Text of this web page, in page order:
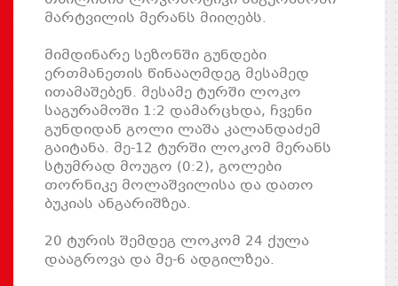
მარტვილის მერანს მიიღებს.
მიმდინარე სეზონში გუნდები
ერთმანეთის წინააღმდეგ მესამედ
ითამაშებენ. მესამე ტურში ლოკო
საგურამოში 1:2 დამარცხდა, ჩვენი
გუნდიდან გოლი ლაშა კალანდაძემ
გაიტანა. მე-12 ტურში ლოკომ მერანს
სტუმრად მოუგო (0:2), გოლები
თორნიკე მოლაშვილისა და დათო
ბუკიას ანგარიშზეა.
20 ტურის შემდეგ ლოკომ 24 ქულა
დააგროვა და მე-6 ადგილზეა.